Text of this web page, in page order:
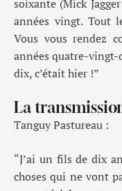
soixante (Mick
années vingt. Tout
Vous vous rendez
annéesquatre-vingt-
dix, c’était hier !”
La
Tanguy Pastureau :
“J’ai un fils de dix
choses qui ne vont